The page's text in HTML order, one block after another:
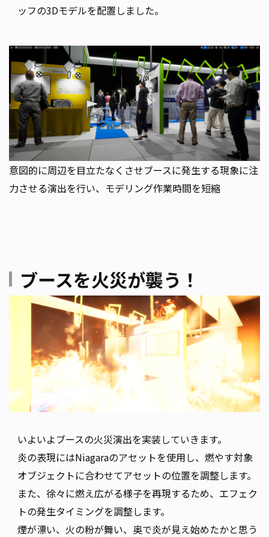
ッフの3Dモデルを配置しました。
意図的に周辺を目立たなくさせブースに発生する現象に注
力させる演出を行い、モデリング作業時間を短縮
ブースを火災が襲う！
いよいよブースの火災演出を実装していきます。
炎の表現にはNiagaraのアセットを使用し、燃やす対象
オブジェクトに合わせてアセットの位置を調整します。
また、徐々に燃え広がる様子を再現するため、エフェク
トの発生タイミングを調整します。
煙が漂い、火の粉が舞い、奥で炎が見え始めたかと思う